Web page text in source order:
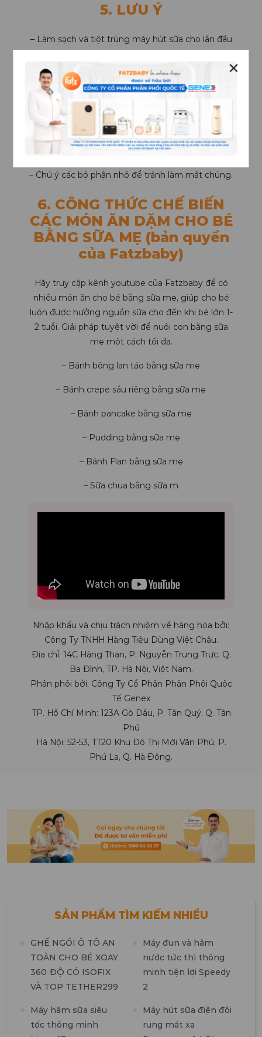
✕
5. LƯU Ý
– Làm sạch và tiệt trùng máy hút sữa cho lần đầu
tiên sử dụng. Làm sạch tất cả các bộ phận sau
mỗi lần sử dụng và tiệt trùng chúng trước khi lắp
ráp cho lần sử dụng kế tiếp.
– Hãy cẩn thận khi tháo lắp và làm sạch van silicon
và vòng silicon, chúng có thể dễ dàng bị làm rách
bằng một lực kéo mạnh. Không tháo van ra khỏi
phễu bằng cách dùng tay kéo ở miệng van.
– Chú ý các bộ phận nhỏ để tránh làm mất chúng.
6. CÔNG THỨC CHẾ BIẾN
CÁC MÓN ĂN DẶM CHO BÉ
BẰNG SỮA MẸ (bản quyền
của Fatzbaby)
Hãy truy cập kênh youtube của Fatzbaby để có
nhiều món ăn cho bé bằng sữa mẹ, giúp cho bé
luôn được hưởng nguồn sữa cho đến khi bé lớn 1-
2 tuổi. Giải pháp tuyệt vời để nuôi con bằng sữa
mẹ một cách tối đa.
– Bánh bông lan táo bằng sữa mẹ
– Bánh crepe sầu riêng bằng sữa mẹ
– Bánh pancake bằng sữa mẹ
– Pudding bằng sữa mẹ
– Bánh Flan bằng sữa mẹ
– Sữa chua bằng sữa m
Nhập khẩu và chịu trách nhiệm về hàng hóa bởi:
Công Ty TNHH Hàng Tiêu Dùng Việt Châu.
Địa chỉ: 14C Hàng Than, P. Nguyễn Trung Trực, Q.
Ba Đình, TP. Hà Nội, Việt Nam.
Phân phối bởi: Công Ty Cổ Phần Phân Phối Quốc
Tế Genex
TP. Hồ Chí Minh: 123A Gò Dầu, P. Tân Quý, Q. Tân
Phú
Hà Nội: 52-53, TT20 Khu Đô Thị Mới Văn Phú, P.
Phú La, Q. Hà Đông.
SẢN PHẨM TÌM KIẾM NHIỀU
GHẾ NGỒI Ô TÔ AN
TOÀN CHO BÉ XOAY
360 ĐỘ CÓ ISOFIX
VÀ TOP TETHER299
Máy đun và hâm
nước tức thì thông
minh tiện lợi Speedy
2
Máy hâm sữa siêu
tốc thông minh
Máy hút sữa điện đôi
rung mát xa